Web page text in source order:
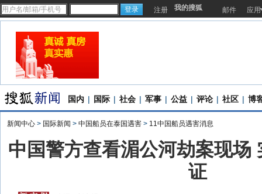
注册 我的搜狐 邮件 应用
国内 | 国际 | 社会 | 军事 | 公益 | 评论 | 社区 | 博
新闻中心 > 国际新闻 > 中国船员在泰国遇害 > 11中国船员遇害消息
中国警方查看湄公河劫案现场
证